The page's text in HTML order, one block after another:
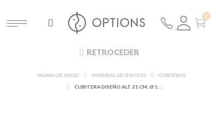
RETROCEDER
PÁGINA DE INICIO MATERIAL DE SERVICIO
CUBITERAS